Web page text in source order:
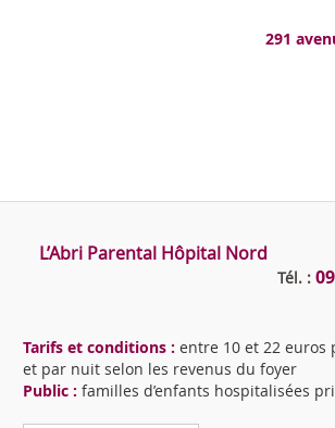
291
L’Abri Parental Hôpital Nord
Tél. :
Tarifs et conditions : entre 10 et 22 euros
et par nuit selon les revenus du foyer
Public : familles d’enfants hospitalisées